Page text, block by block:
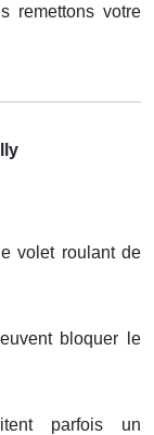
remettons votre
volet roulant de
bloquer le
parfois un